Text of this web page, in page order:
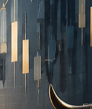
e passa a
plataformas de